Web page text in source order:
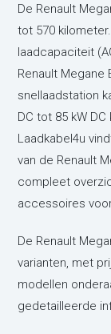
De Renault
tot 570
laadcapaciteit
Renault Megane
snellaadstation
DC tot 85 kW
Laadkabel4u
van de Renault
compleet
accessoires
De Renault
varianten, met
modellen
gedetailleerde